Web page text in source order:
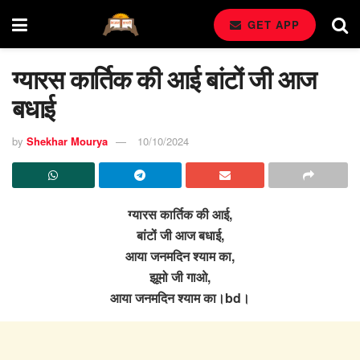
GET APP
ग्यारस कार्तिक की आई बांटों जी आज
बधाई
by Shekhar Mourya 10/10/2024
ग्यारस कार्तिक की आई,
बांटों जी आज बधाई,
आया जनमदिन श्याम का,
झूमो जी गाओ,
आया जनमदिन श्याम का।bd।